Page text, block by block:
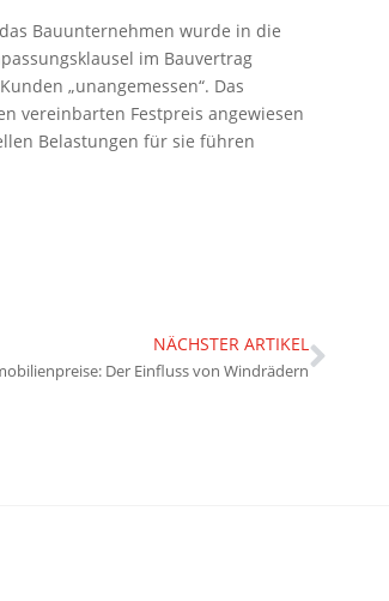
Bauunternehmen wurde in die
im Bauvertrag
„unangemessen“. Das
vereinbarten Festpreis angewiesen
Belastungen für sie führen
NÄCHSTER ARTIKEL
Der Einfluss von Windrädern